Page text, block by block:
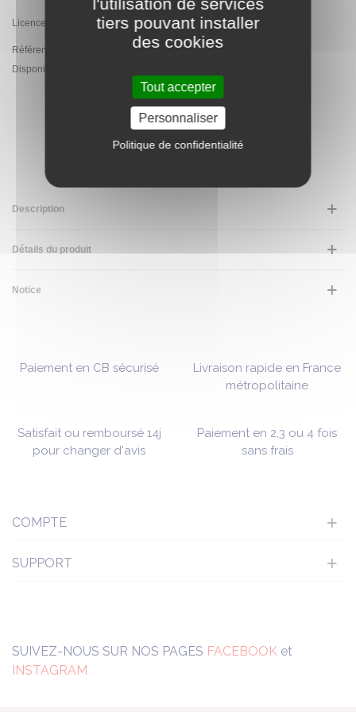
Licence Officielle Mercedes
Référence:
PA.XMX-608.CR
Disponibilité :
AJOUTER AU PANIER
Description
Détails du produit
Notice
Paiement en CB sécurisé
Livraison rapide en France
métropolitaine
Satisfait ou remboursé 14j
pour changer d'avis
Paiement en 2,3 ou 4 fois
sans frais
SUIVEZ-NOUS SUR NOS PAGES FACEBOOK et
INSTAGRAM
COMPTE
SUPPORT
tiers pouvant installer
des cookies
Tout accepter
Personnaliser
Politique de confidentialité